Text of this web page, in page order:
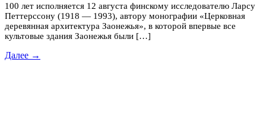
100 лет исполняется 12 августа финскому исследователю Ларсу
Петтерссону (1918 — 1993), автору монографии «Церковная
деревянная архитектура Заонежья», в которой впервые все
культовые здания Заонежья были […]
Далее →